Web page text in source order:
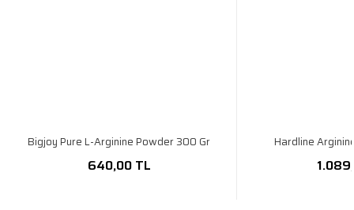
Bigjoy Pure L-Arginine Powder 300 Gr
640,00 TL
Hardline